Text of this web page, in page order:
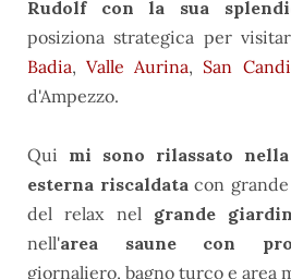
Rudolf con la sua
posiziona strategica per
Badia,Valle Aurina, San
d'Ampezzo.
Qui mi sono rilassato
esterna riscaldata con grande
del relax nel grande
nell'area saune con
giornaliero, bagno turco e area